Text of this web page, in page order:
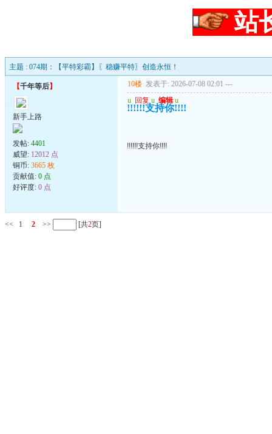
站
主题 : 074期：【平特彩霸】〖稳赚平特〗创造永恒！
【千年等后】
新手上路
发帖: 4401
威望: 12012 点
铜币: 3665 枚
贡献值: 0 点
好评度: 0 点
10楼 发表于: 2026-07-08 02:01 ---
u 回复 u 编辑 u
!!!!!!支持你!!!!
!!!!!!支持你!!!!
<< 1 2 >> [共2页]